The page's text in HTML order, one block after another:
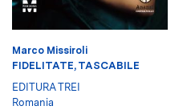
Marco Missiroli
FIDELITATE, TASCABILE
EDITURA TREI
Romania